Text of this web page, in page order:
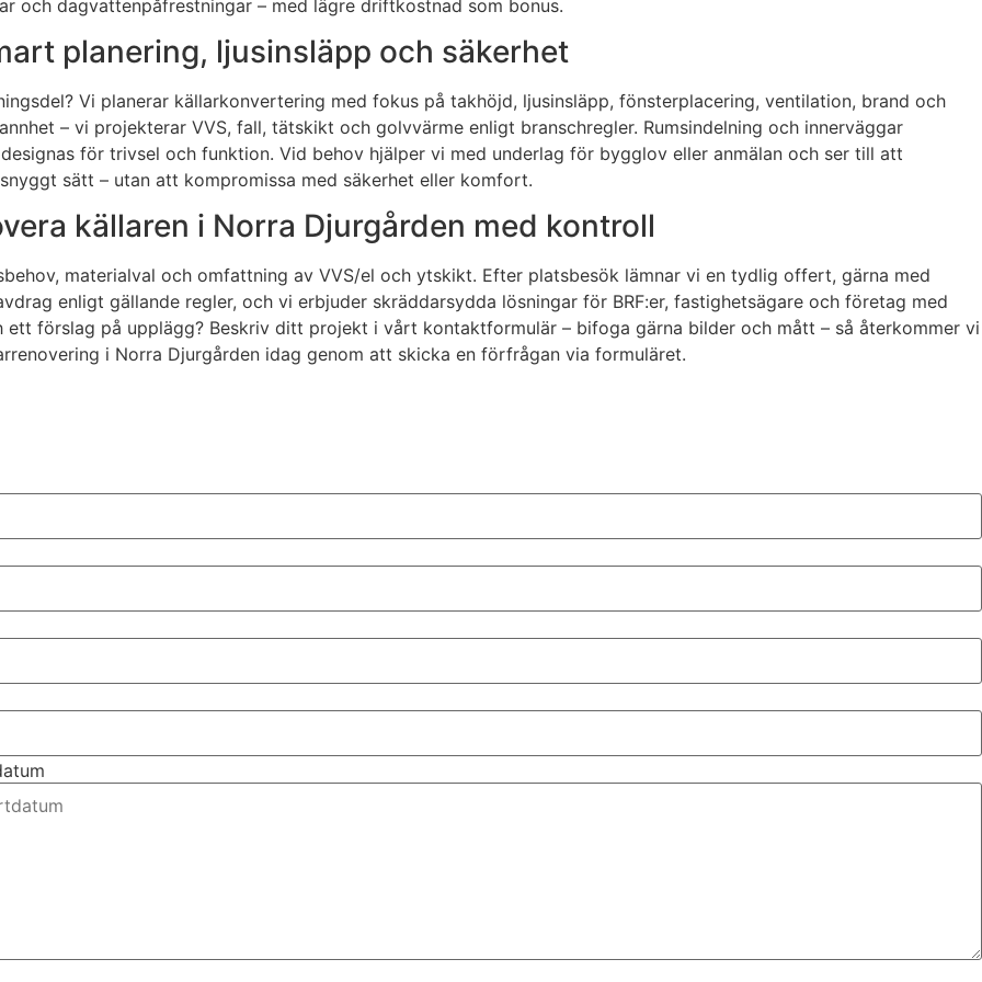
och dagvattenpåfrestningar – med lägre driftkostnad som bonus.
planering, ljusinsläpp och säkerhet
Vi planerar källarkonvertering med fokus på takhöjd, ljusinsläpp, fönsterplacering, ventilation, brand och
– vi projekterar VVS, fall, tätskikt och golvvärme enligt branschregler. Rumsindelning och innerväggar
för trivsel och funktion. Vid behov hjälper vi med underlag för bygglov eller anmälan och ser till att
sätt – utan att kompromissa med säkerhet eller komfort.
källaren i Norra Djurgården med kontroll
materialval och omfattning av VVS/el och ytskikt. Efter platsbesök lämnar vi en tydlig offert, gärna med
enligt gällande regler, och vi erbjuder skräddarsydda lösningar för BRF:er, fastighetsägare och företag med
förslag på upplägg? Beskriv ditt projekt i vårt kontaktformulär – bifoga gärna bilder och mått – så återkommer vi
i Norra Djurgården idag genom att skicka en förfrågan via formuläret.